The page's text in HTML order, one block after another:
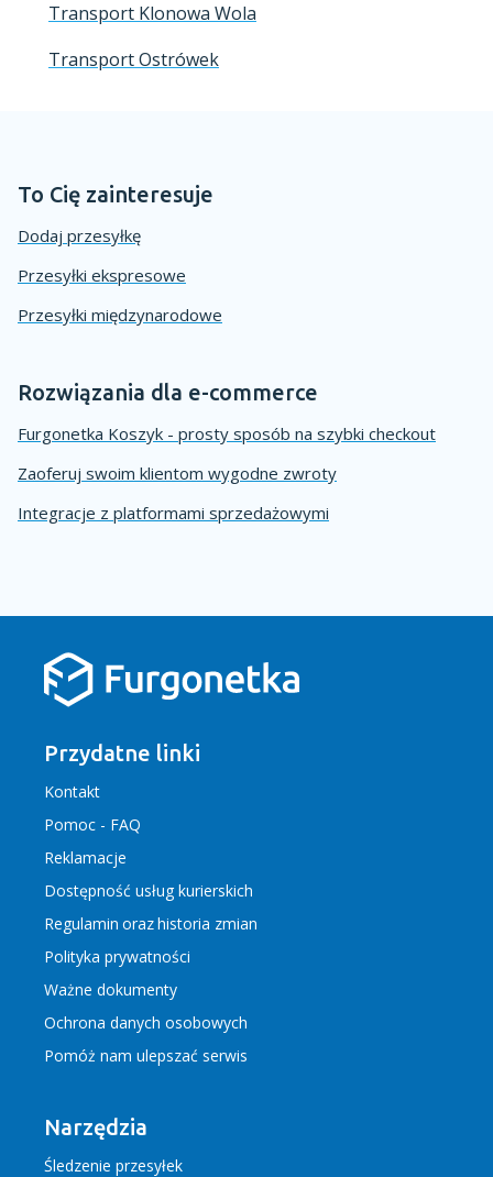
Transport Klonowa Wola
Transport Ostrówek
To Cię zainteresuje
Dodaj przesyłkę
Przesyłki ekspresowe
Przesyłki międzynarodowe
Rozwiązania dla e-commerce
Furgonetka Koszyk - prosty sposób na szybki checkout
Zaoferuj swoim klientom wygodne zwroty
Integracje z platformami sprzedażowymi
Przydatne linki
Kontakt
Pomoc - FAQ
Reklamacje
Dostępność usług kurierskich
Regulamin orazhistoria zmian
Polityka prywatności
Ważne dokumenty
Ochrona danych osobowych
Pomóż nam ulepszać serwis
Narzędzia
Śledzenie przesyłek